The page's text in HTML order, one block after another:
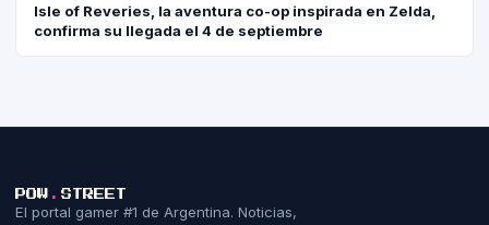
Isle of Reveries, la aventura co-op inspirada en Zelda,
confirma su llegada el 4 de septiembre
POW . STREET
El portal gamer #1 de Argentina. Noticias,